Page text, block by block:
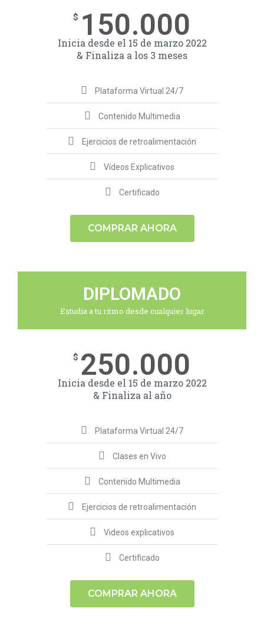
$ 150.000
Inicia desde el 15 de marzo 2022
& Finaliza a los 3 meses
Plataforma Virtual 24/7
Contenido Multimedia
Ejercicios de retroalimentación
Vídeos Explicativos
Certificado
COMPRAR AHORA
DIPLOMADO
Estudia a tu ritmo desde cualquier lugar
$ 250.000
Inicia desde el 15 de marzo 2022
& Finaliza al año
Plataforma Virtual 24/7
Clases en Vivo
Contenido Multimedia
Ejercicios de retroalimentación
Videos explicativos
Certificado
COMPRAR AHORA